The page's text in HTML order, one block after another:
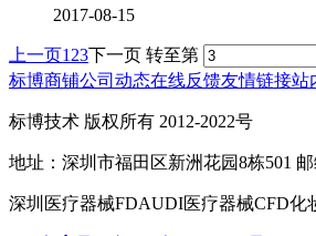
2017-08-15
上一页1 23下一页 转至第
标博商铺公司动态在线反馈友情链接站
标博技术 版权所有 2012-2022号
地址：深圳市福田区新洲花园8栋501 邮
深圳医疗器械FDAUDI医疗器械CFD化